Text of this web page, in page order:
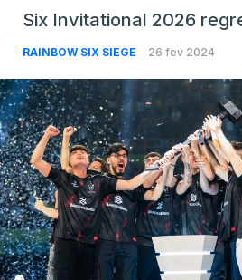
Six Invitational 2026
RAINBOW SIX SIEGE 26 fev 2024